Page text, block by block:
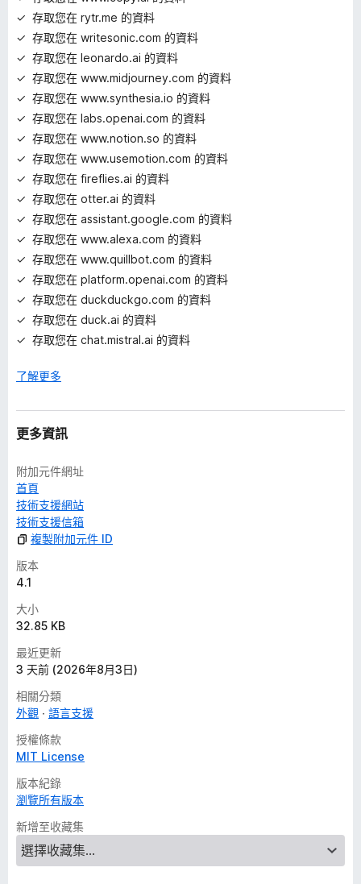
存取您在 rytr.me 的資料
存取您在 writesonic.com 的資料
存取您在 leonardo.ai 的資料
存取您在 www.midjourney.com 的資料
存取您在 www.synthesia.io 的資料
存取您在 labs.openai.com 的資料
存取您在 www.notion.so 的資料
存取您在 www.usemotion.com 的資料
存取您在 fireflies.ai 的資料
存取您在 otter.ai 的資料
存取您在 assistant.google.com 的資料
存取您在 www.alexa.com 的資料
存取您在 www.quillbot.com 的資料
存取您在 platform.openai.com 的資料
存取您在 duckduckgo.com 的資料
存取您在 duck.ai 的資料
存取您在 chat.mistral.ai 的資料
了解更多
更多資訊
附加元件網址
首頁
技術支援網站
技術支援信箱
複製附加元件 ID
版本
4.1
大小
32.85 KB
最近更新
3 天前 (2026年8月3日)
相關分類
外觀
語言支援
授權條款
MIT License
版本紀錄
瀏覽所有版本
新增至收藏集